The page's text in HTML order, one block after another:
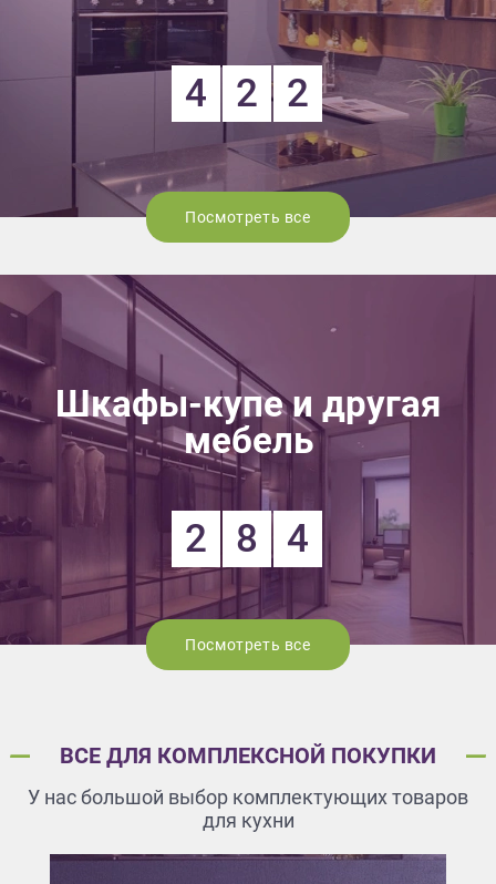
4 2 2
Посмотреть все
Шкафы-купе и другая
мебель
2 8 4
Посмотреть все
ВСЕ ДЛЯ КОМПЛЕКСНОЙ ПОКУПКИ
У нас большой выбор комплектующих товаров
для кухни